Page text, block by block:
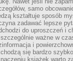
samo
kształtuje sposób
zadawać lepsze
do uproszczeń i
ważne w
i
się bardzo
książek warto